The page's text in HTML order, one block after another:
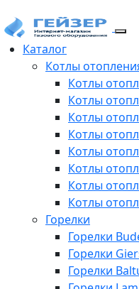
Каталог
Котлы
Котлы
Котлы
Котлы
Котлы
Котлы
Котлы
Котлы
Котлы
Горелки
Горелки
Горелки
Горелки